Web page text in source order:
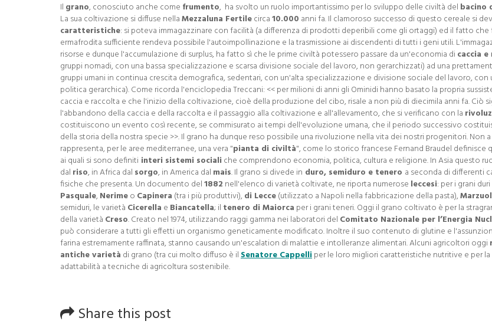
Il grano, conosciuto anche come frumento, ha svolto un ruolo importantissimo per lo sviluppo delle civiltà del bacino
La sua coltivazione si diffuse nellaMezzaluna Fertilecirca10.000 anni fa. Il clamoroso successo di questo cereale si
caratteristiche: si poteva immagazzinare con facilità (a differenza di prodotti deperibili come gli ortaggi) ed il fatto che
ermafrodita sufficiente rendeva possibile l'autoimpollinazione e la trasmissione ai discendenti di tutti i geni utili.
risorse e dunque l'accumulazione di surplus, ha fatto sì che le prime civiltà potessero passare da un'economia di caccia
gruppi nomadi, con una bassa specializzazione e scarsa divisione sociale del lavoro, non gerarchizzati) ad una
gruppi umani in continua crescita demografica, sedentari, con un'alta specializzazione e divisione sociale del lavoro,
politica gerarchica). Come ricorda l'enciclopedia Treccani: << per milioni di anni gli Ominidi hanno basato la propria
caccia e raccolta e che l'inizio della coltivazione, cioè della produzione del cibo, risale a non più di diecimila anni fa. Ciò
l'abbandono della caccia e della raccolta e il passaggio alla coltivazione e all'allevamento, che si verificano con la
costituiscono un evento così recente, se commisurato ai tempi dell'evoluzione umana, che il periodo successivo
della storia della nostra specie >>. Il grano ha dunque reso possibile una rivoluzione nella vita dei nostri progenitori. Non
rappresenta, per le aree mediterranee, una vera "pianta di civiltà", come lo storico francese Fernand Braudel definisce
ai quali si sono definiti interi sistemi sociali che comprendono economia, politica, cultura e religione. In Asia questo
dal riso, in Africa dal sorgo, in America dal mais. Il grano si divede in duro, semiduro e tenero a seconda di differenti
fisiche che presenta. Un documento del1882 nell'elenco di varietà coltivate, ne riporta numerose leccesi: per i grani
Pasquale, Nerimeo Capinera (tra i più produttivi), di Lecce(utilizzato a Napoli nella fabbricazione della pasta),
semiduri, le varietà Cicerella e Biancatella; il tenero di Maiorca per i grani teneri. Oggi il grano coltivato è per la
della varietà Creso. Creato nel 1974, utilizzando raggi gamma nei laboratori del Comitato Nazionale per l’Energia
può considerare a tutti gli effetti un organismo geneticamente modificato. Inoltre il suo contenuto di glutine e
farina estremamente raffinata, stanno causando un'escalation di malattie e intolleranze alimentari. Alcuni agricoltori oggi
antiche varietà di grano (tra cui molto diffuso è ilSenatore Cappelliper le loro migliori caratteristiche nutritive e per
adattabilità a tecniche di agricoltura sostenibile.
Share this post